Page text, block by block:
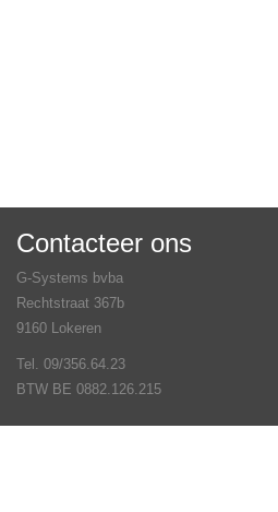
Contacteer ons
G-Systems bvba
Rechtstraat 367b
9160 Lokeren
Tel. 09/356.64.23
BTW BE 0882.126.215